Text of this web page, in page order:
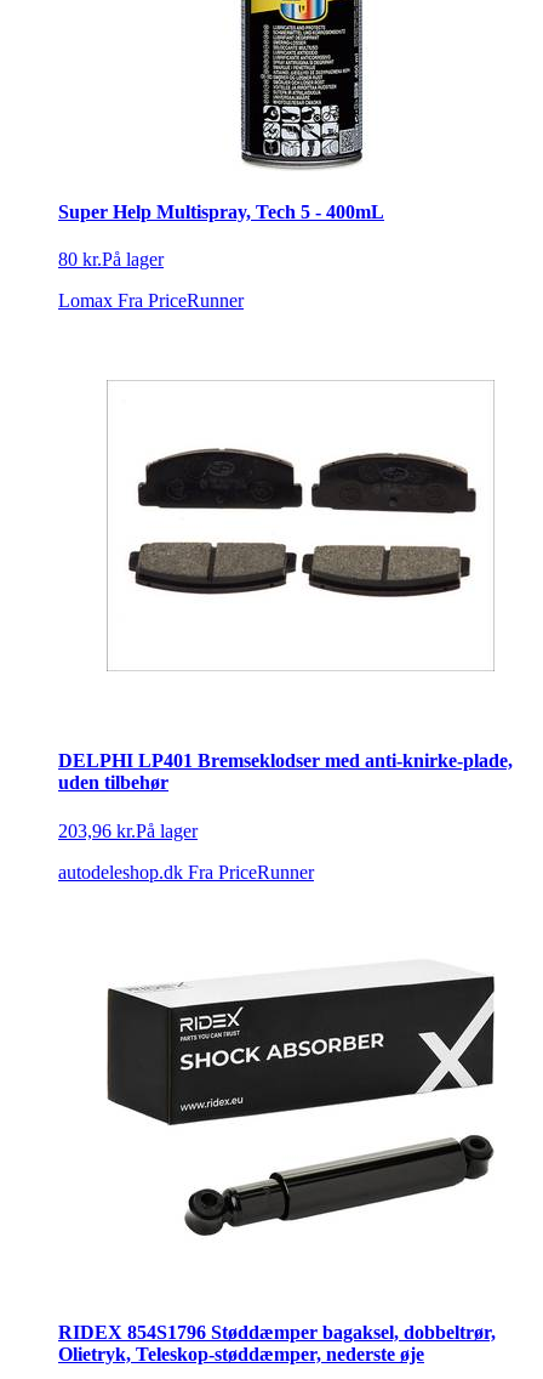
Super Help Multispray, Tech 5 - 400mL
80 kr.På lager
Lomax Fra PriceRunner
DELPHI LP401 Bremseklodser med anti-knirke-plade,
uden tilbehør
203,96 kr.På lager
autodeleshop.dk Fra PriceRunner
RIDEX 854S1796 Støddæmper bagaksel, dobbeltrør,
Olietryk, Teleskop-støddæmper, nederste øje